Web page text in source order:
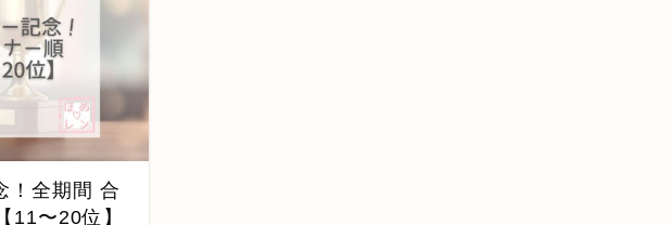
！全期間 合
11〜20位】